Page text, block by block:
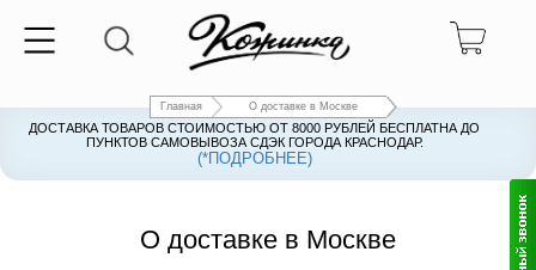
Главная О доставке в Москве
ДОСТАВКА ТОВАРОВ СТОИМОСТЬЮ ОТ 8000 РУБЛЕЙ БЕСПЛАТНА ДО
ПУНКТОВ САМОВЫВОЗА СДЭК ГОРОДА КРАСНОДАР.
(*ПОДРОБНЕЕ)
О доставке в Москве